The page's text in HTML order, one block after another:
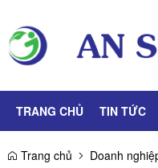
TRANG CHỦ TIN TỨC
Trang chủ
Doanh